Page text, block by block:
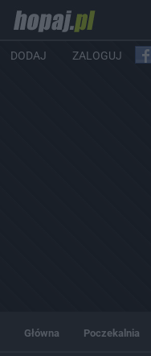
DODAJ ZALOGUJ
Główna Poczekalnia